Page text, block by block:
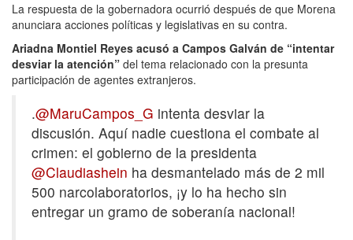
La respuesta de la gobernadora ocurrió después de que Morena
anunciara acciones políticas y legislativas en su contra.
Ariadna Montiel Reyes acusó a Campos Galván de “intentar
desviar la atención” del tema relacionado con la presunta
participación de agentes extranjeros.
.@MaruCampos_G intenta desviar la
discusión. Aquí nadie cuestiona el combate al
crimen: el gobierno de la presidenta
@Claudiashein ha desmantelado más de 2 mil
500 narcolaboratorios, ¡y lo ha hecho sin
entregar un gramo de soberanía nacional!